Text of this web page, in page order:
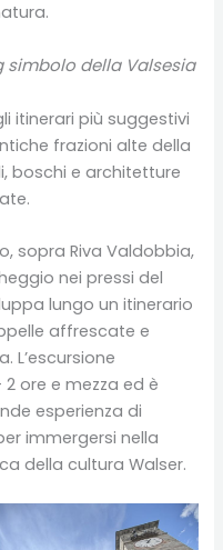
simbolo della Valsesia
itinerari più suggestivi
frazioni alte della
boschi e architetture
sopra Riva Valdobbia,
nei pressi del
lungo un itinerario
affrescate e
L’escursione
ore e mezza ed è
esperienza di
immergersi nella
della cultura Walser.